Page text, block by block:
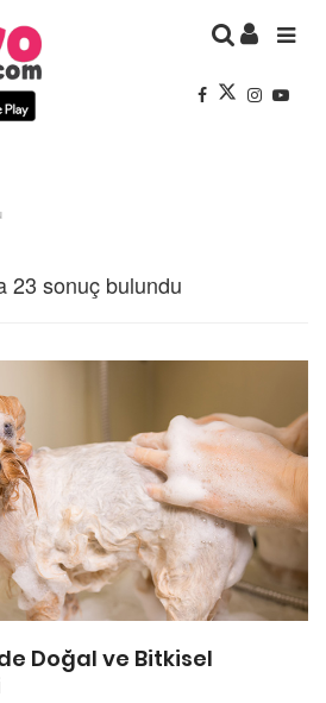
23 sonuç bulundu
Doğal ve Bitkisel